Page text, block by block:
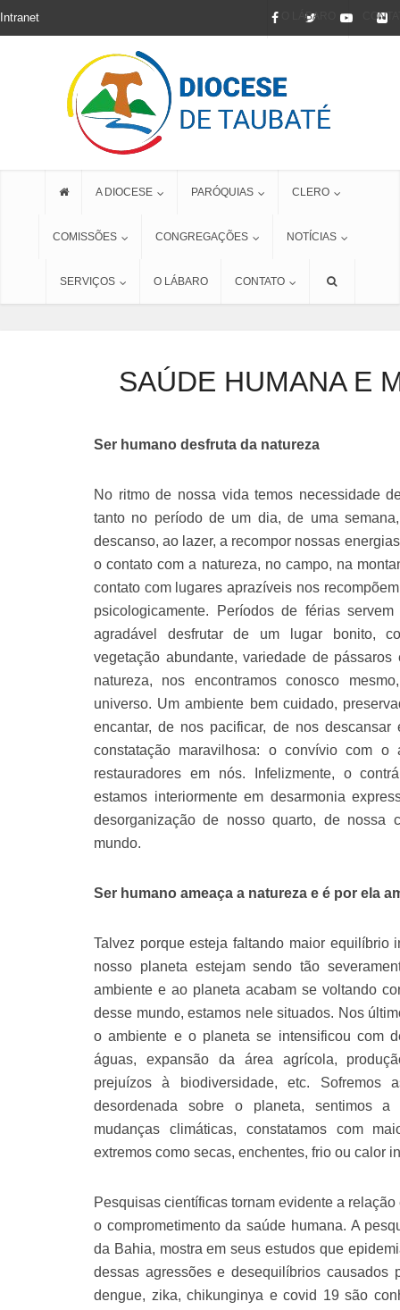
O LÁBARO
Intranet
A DIOCESE PARÓQUIAS CLERO
COMISSÕES CONGREGAÇÕES NOTÍCIAS
SERVIÇOS O LÁBARO CONTATO
SAÚDE HUMANA E
Ser humano desfruta da natureza
No ritmo de nossa vida temos necessidade
tanto no período de um dia, de uma
descanso, ao lazer, a recompor nossas
o contato com a natureza, no campo, na
contato com lugares aprazíveis nos
psicologicamente. Períodos de férias
agradável desfrutar de um lugar bonito,
vegetação abundante, variedade de
natureza, nos encontramos conosco
universo. Um ambiente bem cuidado,
encantar, de nos pacificar, de nos
constatação maravilhosa: o convívio com o
restauradores em nós. Infelizmente, o
estamos interiormente em desarmonia
desorganização de nosso quarto, de nossa
mundo.
Ser humano ameaça a natureza e é por ela
Talvez porque esteja faltando maior equilíbrio
nosso planeta estejam sendo tão
ambiente e ao planeta acabam se voltando
desse mundo, estamos nele situados. Nos
o ambiente e o planeta se intensificou com
águas, expansão da área agrícola,
prejuízos à biodiversidade, etc. Sofremos
desordenada sobre o planeta, sentimos a
mudanças climáticas, constatamos com
extremos como secas, enchentes, frio ou calor
Pesquisas científicas tornam evidente a
o comprometimento da saúde humana. A
da Bahia, mostra em seus estudos que
dessas agressões e desequilíbrios causados
dengue, zika, chikunginya e covid 19 são